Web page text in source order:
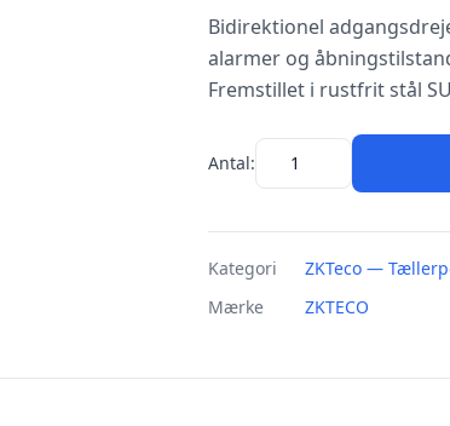
Bidirektionel
alarmer og
Fremstillet i rustfrit stål
Antal:
Kategori
ZKTeco —
Mærke
ZKTECO